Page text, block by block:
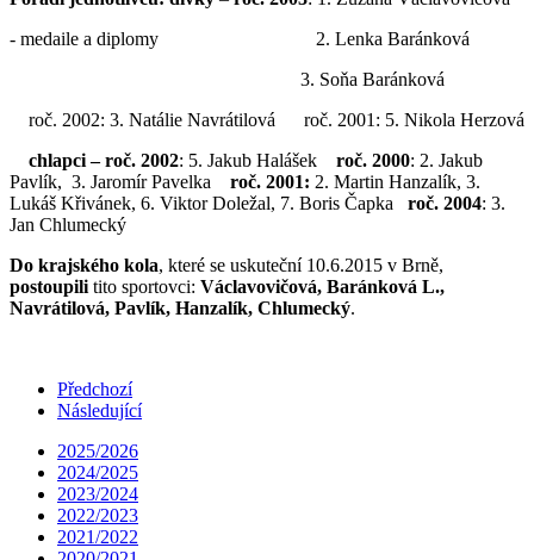
- medaile a diplomy 2. Lenka Baránková
3. Soňa Baránková
roč. 2002: 3. Natálie Navrátilová roč. 2001: 5. Nikola Herzová
chlapci – roč. 2002: 5. Jakub Halášek roč. 2000: 2. Jakub
Pavlík, 3. Jaromír Pavelka roč. 2001: 2. Martin Hanzalík, 3.
Lukáš Křivánek, 6. Viktor Doležal, 7. Boris Čapka roč. 2004: 3.
Jan Chlumecký
Do krajského kola, které se uskuteční 10.6.2015 v Brně,
postoupili tito sportovci: Václavovičová, Baránková L.,
Navrátilová, Pavlík, Hanzalík, Chlumecký.
Předchozí
Následující
2025/2026
2024/2025
2023/2024
2022/2023
2021/2022